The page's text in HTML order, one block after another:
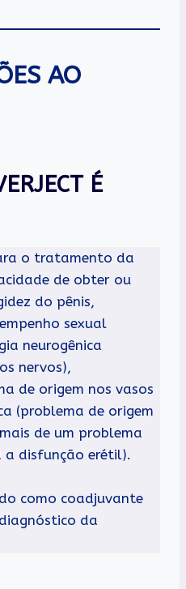
AO
É
o tratamento da
de obter ou
do pênis,
sexual
neurogênica
nervos),
de origem nos vasos
(problema de origem
de um problema
a disfunção erétil).
como coadjuvante
da